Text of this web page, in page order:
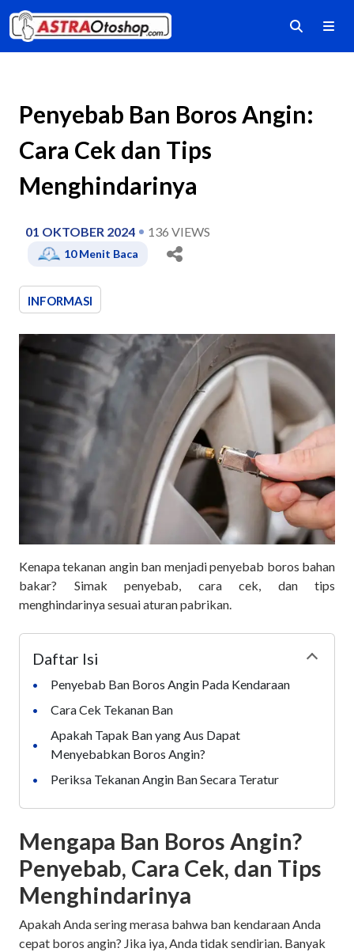
Penyebab Ban Boros Angin:
Cara Cek dan Tips
Menghindarinya
01 OKTOBER 2024 136 VIEWS
10Menit Baca
INFORMASI
Kenapa tekanan angin ban menjadi penyebab boros bahan
bakar? Simak penyebab, cara cek, dan tips
menghindarinya sesuai aturan pabrikan.
Daftar Isi
•
Penyebab Ban Boros Angin Pada Kendaraan
• Cara Cek Tekanan Ban
•
Apakah Tapak Ban yang Aus Dapat
Menyebabkan Boros Angin?
• Periksa Tekanan Angin Ban Secara Teratur
Mengapa Ban Boros Angin?
Penyebab, Cara Cek, dan Tips
Menghindarinya
Apakah Anda sering merasa bahwa ban kendaraan Anda
cepat boros angin? Jika iya, Anda tidak sendirian. Banyak